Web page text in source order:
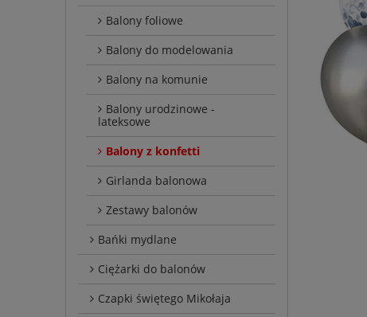
Balony foliowe
Balony do modelowania
Balony na komunie
Balony urodzinowe -
lateksowe
Balony z konfetti
Girlanda balonowa
Zestawy balonów
Bańki mydlane
Ciężarki do balonów
Czapki świętego Mikołaja